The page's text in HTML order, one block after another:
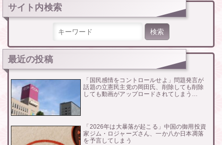
サイト内検索
最近の投稿
「国民感情をコントロールせよ」問題発言が
話題の立憲民主党の岡田氏、削除しても削除
しても動画がアップロードされてしまう…
「2026年は大暴落が起こる」中国の御用投資
家ジム・ロジャーズさん、一か八か日本凋落
を予言してしまう